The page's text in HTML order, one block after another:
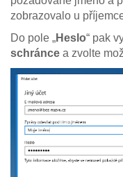
zobrazovalo u
Do pole „Heslo“ pak
schránce a zvolte